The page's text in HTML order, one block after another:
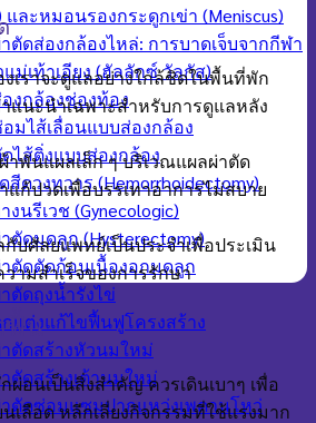
และหมอนรองกระดูกเข่า (Meniscus)
ตัดส่องกล้องไหล่: การบาดเจ็บจากกีฬา
ม่เท้าเอียง (ฮัลลักซ์ วัลกัส)
งกล้องช่องท้อง
มไส้เลื่อนแบบส่องกล้อง
ไส้ติ่งแบบส่องกล้อง
สีดวงทวาร (Hemorrhoidectomy)
นรีเวช (Gynecologic)
ตัดมดลูก (Hysterectomy)
ตัดตัดก้อนเนื้องอกมดลูก
ตัดถุงน้ำรังไข่
แต่งแก้ไขฟื้นฟูโครงสร้าง
ตัดสร้างหัวนมใหม่
ตัดสร้างเต้านมใหม่
ตัดซ่อมแซมปากแหว่งเพดานโหว่
เราจะดูแลอย่างใกล้ชิดในพื้นที่พัก
แนะนำเฉพาะสำหรับการดูแลหลัง
าพันแผลเล็ก ๆ บริเวณแผลผ่าตัด
แก้ปวดเพื่อบรรเทาอาการไม่สบาย
บศัลยแพทย์เป็นประจำเพื่อประเมิน
ามสำเร็จของการรักษา
ฟื้น
ผ่อนเป็นสิ่งสำคัญ ควรเดินเบาๆ เพื่อ
เลือด หลีกเลี่ยงกิจกรรมที่ใช้แรงมาก